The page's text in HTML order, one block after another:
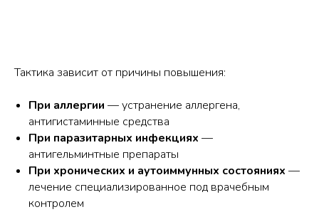
Тактика зависит от причины повышения:
При аллергии — устранение аллергена,
антигистаминные средства
При паразитарных инфекциях —
антигельминтные препараты
При хронических и аутоиммунных состояниях —
лечение специализированное под врачебным
контролем